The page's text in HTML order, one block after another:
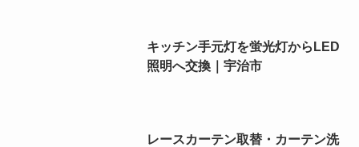
キッチン手元灯を蛍光灯からLED
照明へ交換｜宇治市
レースカーテン取替・カーテン洗